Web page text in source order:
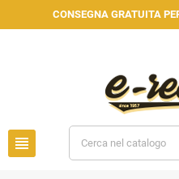
CONSEGNA GRATUITA
view_headline